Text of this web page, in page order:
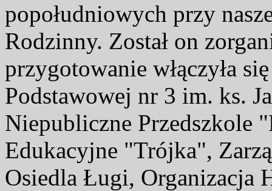
popołudniowych przy
Rodzinny. Został on
przygotowanie włączyła
Podstawowej nr 3 im. ks.
Niepubliczne Przedszkole
Edukacyjne "Trójka",
Osiedla Ługi, Organizacja